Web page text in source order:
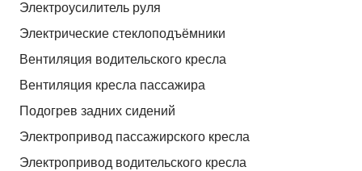
Электроусилитель руля
Электрические стеклоподъёмники
Вентиляция водительского кресла
Вентиляция кресла пассажира
Подогрев задних сидений
Электропривод пассажирского кресла
Электропривод водительского кресла